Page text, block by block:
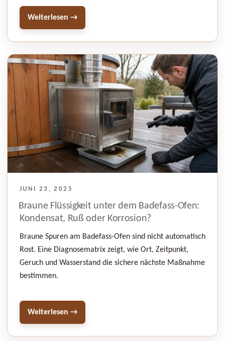
Weiterlesen →
VERÖFFENTLICHT
JUNI 23, 2025
Braune Flüssigkeit unter dem Badefass-Ofen:
Kondensat, Ruß oder Korrosion?
Braune Spuren am Badefass-Ofen sind nicht automatisch
Rost. Eine Diagnosematrix zeigt, wie Ort, Zeitpunkt,
Geruch und Wasserstand die sichere nächste Maßnahme
bestimmen.
Weiterlesen →